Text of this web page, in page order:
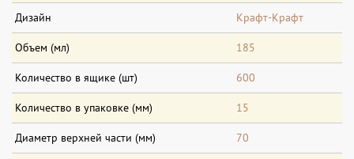
Дизайн Крафт-Крафт
Объем (мл) 185
Количество в ящике (шт) 600
Количество в упаковке (мм) 15
Диаметр верхней части (мм) 70